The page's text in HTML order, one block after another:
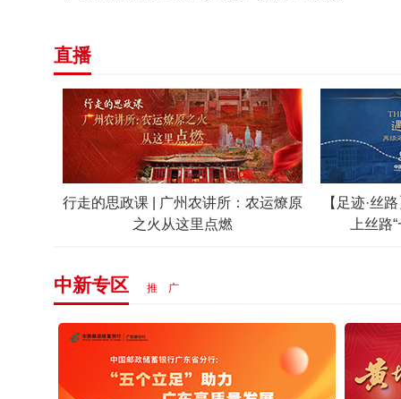
直播
行走的思政课 | 广州农讲所：农运燎原
之火从这里点燃
【足迹·丝
上丝路
中新专区 推 广